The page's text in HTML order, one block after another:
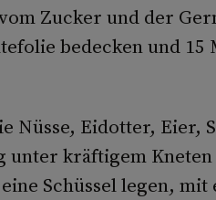
Zucker und der
bedecken und 15
Nüsse, Eidotter, Eier,
kräftigem Kneten
Schüssel legen, mit